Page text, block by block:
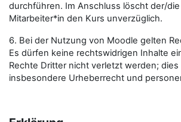
durchführen. Im Anschluss löscht der/
Mitarbeiter*in den Kurs unverzüglich.
6. Bei der Nutzung von Moodle gelten
Es dürfen keine rechtswidrigen Inhalte
Rechte Dritter nicht verletzt werden;
insbesondere Urheberrecht und